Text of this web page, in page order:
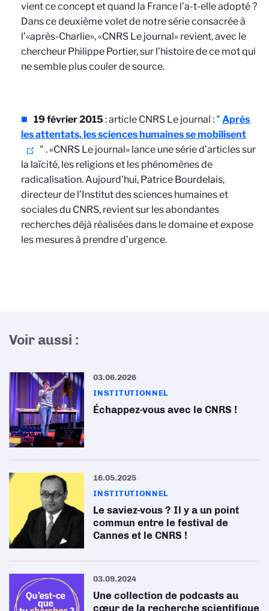
vient ce concept et quand la France l’a-t-elle adopté ?
Dans ce deuxième volet de notre série consacrée à
l’«après-Charlie», «CNRS Le journal» revient, avec le
chercheur Philippe Portier, sur l’histoire de ce mot qui
ne semble plus couler de source.
19 février 2015: article CNRS Le journal : " Après
les attentats, les sciences humaines se mobilisent
" . «CNRS Le journal» lance une série d’articles sur
la laïcité, les religions et les phénomènes de
radicalisation. Aujourd’hui, Patrice Bourdelais,
directeur de l’Institut des sciences humaines et
sociales du CNRS, revient sur les abondantes
recherches déjà réalisées dans le domaine et expose
les mesures à prendre d’urgence.
Voir aussi :
03.06.2026
INSTITUTIONNEL
Échappez-vous avec le CNRS !
16.05.2025
INSTITUTIONNEL
Le saviez-vous ? Il y a un point
commun entre le festival de
Cannes et le CNRS !
03.09.2024
Une collection de podcasts au
cœur de la recherche scientifique